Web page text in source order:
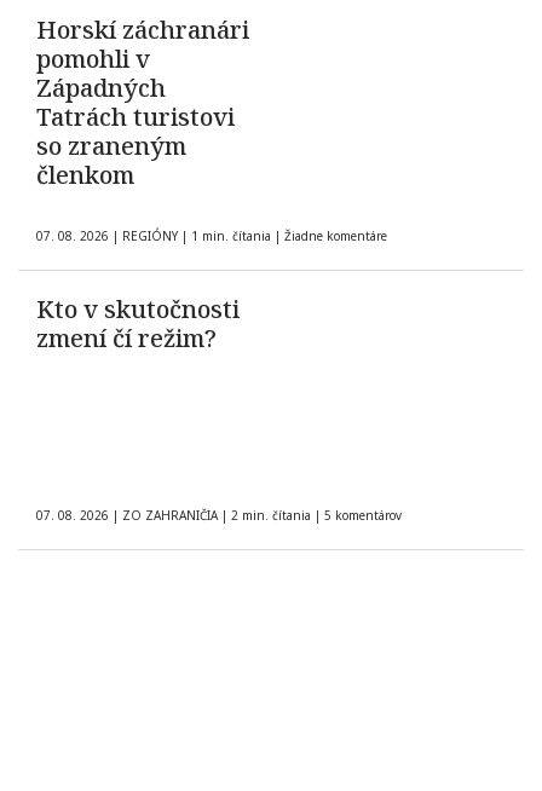
Horskí záchranári
pomohli v
Západných
Tatrách turistovi
so zraneným
členkom
07. 08. 2026 | REGIÓNY | 1 min. čítania | Žiadne komentáre
Kto v skutočnosti
zmení čí režim?
07. 08. 2026 | ZO ZAHRANIČIA | 2 min. čítania | 5 komentárov